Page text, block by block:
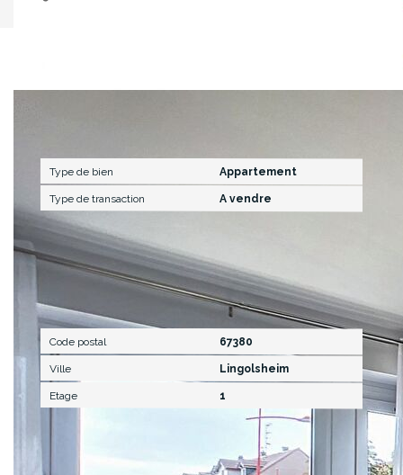
Type de bien Appartement
Type de transaction A vendre
Localisation
Code postal 67380
Ville Lingolsheim
Etage 1